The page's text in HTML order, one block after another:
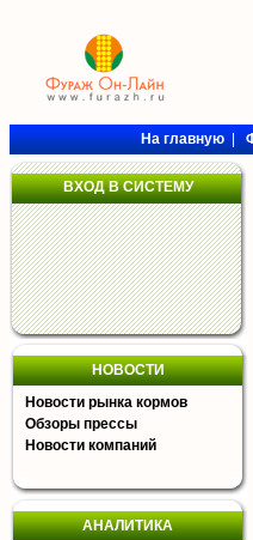
На главную|
ВХОД В СИСТЕМУ
НОВОСТИ
Новости рынка кормов
Обзоры прессы
Новости компаний
АНАЛИТИКА